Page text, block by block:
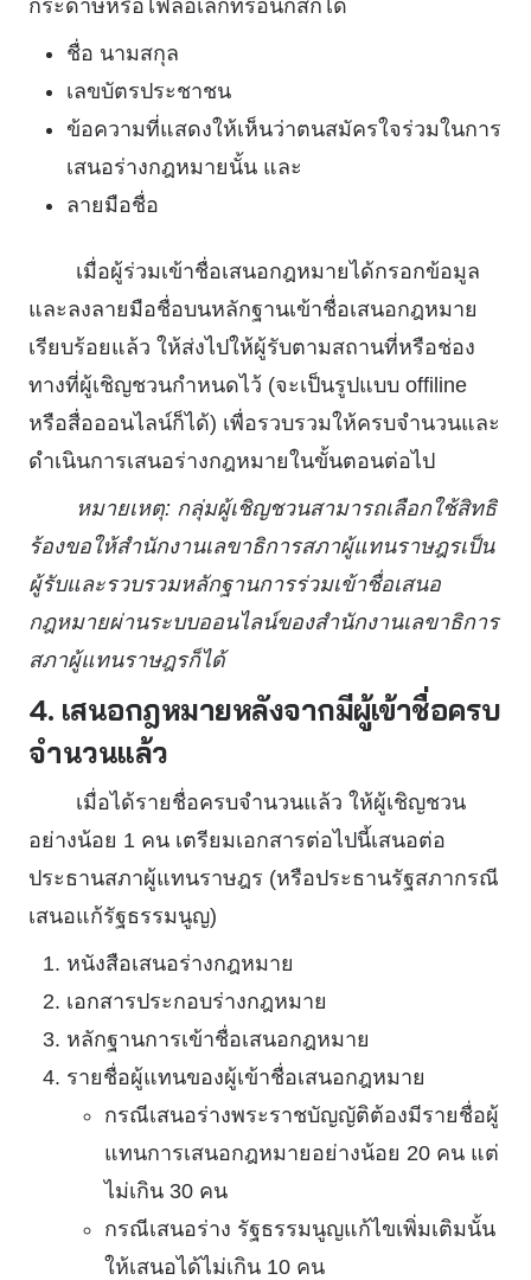
กระดาษหรือไฟล์อิเล็กทรอนิกส์ก็ได้
ชื่อ นามสกุล
เลขบัตรประชาชน
ข้อความที่แสดงให้เห็นว่าตนสมัครใจร่วมในการ
เสนอร่างกฎหมายนั้น และ
ลายมือชื่อ
เมื่อผู้ร่วมเข้าชื่อเสนอกฎหมายได้กรอกข้อมูล
และลงลายมือชื่อบนหลักฐานเข้าชื่อเสนอกฎหมาย
เรียบร้อยแล้ว ให้ส่งไปให้ผู้รับตามสถานที่หรือช่อง
ทางที่ผู้เชิญชวนกำหนดไว้ (จะเป็นรูปแบบ offiline
หรือสื่อออนไลน์ก็ได้) เพื่อรวบรวมให้ครบจำนวนและ
ดำเนินการเสนอร่างกฎหมายในขั้นตอนต่อไป
หมายเหตุ: กลุ่มผู้เชิญชวนสามารถเลือกใช้สิทธิ
ร้องขอให้สำนักงานเลขาธิการสภาผู้แทนราษฎรเป็น
ผู้รับและรวบรวมหลักฐานการร่วมเข้าชื่อเสนอ
กฎหมายผ่านระบบออนไลน์ของสำนักงานเลขาธิการ
สภาผู้แทนราษฎรก็ได้
4. เสนอกฎหมายหลังจากมีผู้เข้าชื่อครบ
จำนวนแล้ว
เมื่อได้รายชื่อครบจำนวนแล้ว ให้ผู้เชิญชวน
อย่างน้อย 1 คน เตรียมเอกสารต่อไปนี้เสนอต่อ
ประธานสภาผู้แทนราษฎร (หรือประธานรัฐสภากรณี
เสนอแก้รัฐธรรมนูญ)
หนังสือเสนอร่างกฎหมาย
เอกสารประกอบร่างกฎหมาย
หลักฐานการเข้าชื่อเสนอกฎหมาย
รายชื่อผู้แทนของผู้เข้าชื่อเสนอกฎหมาย
กรณีเสนอร่างพระราชบัญญัติต้องมีรายชื่อผู้
แทนการเสนอกฎหมายอย่างน้อย 20 คน แต่
ไม่เกิน 30 คน
กรณีเสนอร่าง รัฐธรรมนูญแก้ไขเพิ่มเติมนั้น
ให้เสนอได้ไม่เกิน 10 คน